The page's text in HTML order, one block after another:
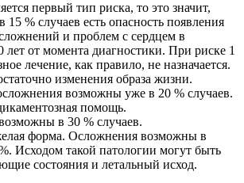
первый тип риска, то это значит,
15 % случаев есть опасность появления
и проблем с сердцем в
от момента диагностики. При риске 1
лечение, как правило, не назначается.
изменения образа жизни.
возможны уже в 20 % случаев.
помощь.
в 30 % случаев.
форма. Осложнения возможны в
Исходом такой патологии могут быть
состояния и летальный исход.